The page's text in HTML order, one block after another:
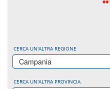
CERCA UN'ALTRA REGIONE
Campania
CERCA UN'ALTRA PROVINCIA